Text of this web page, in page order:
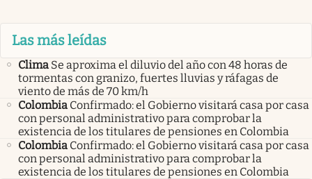
Las más leídas
Clima Se aproxima el diluvio del año con 48 horas de
tormentas con granizo, fuertes lluvias y ráfagas de
viento de más de 70 km/h
Colombia Confirmado: el Gobierno visitará casa por casa
con personal administrativo para comprobar la
existencia de los titulares de pensiones en Colombia
Colombia Confirmado: el Gobierno visitará casa por casa
con personal administrativo para comprobar la
existencia de los titulares de pensiones en Colombia